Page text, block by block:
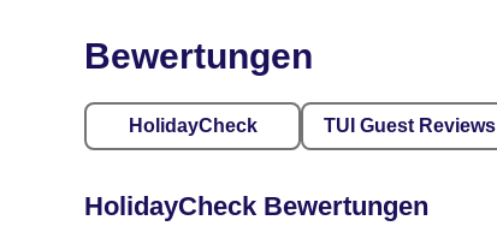
Bewertungen
HolidayCheck TUI Guest Reviews
HolidayCheck Bewertungen